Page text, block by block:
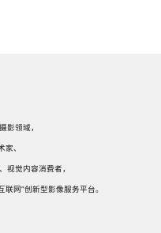
影领域，
家、
视觉内容消费者，
网”创新型影像服务平台。